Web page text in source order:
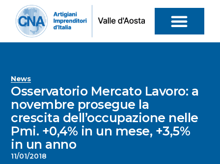
News
Osservatorio Mercato Lavoro: a
novembre prosegue la
crescita dell’occupazione nelle
Pmi. +0,4% in un mese, +3,5%
in un anno
11/01/2018